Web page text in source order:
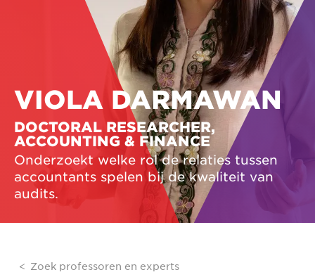
VIOLA DARMAWAN
DOCTORAL RESEARCHER,
ACCOUNTING & FINANCE
Onderzoekt welke rol de relaties tussen
accountants spelen bij de kwaliteit van
audits.
Zoek professoren en experts